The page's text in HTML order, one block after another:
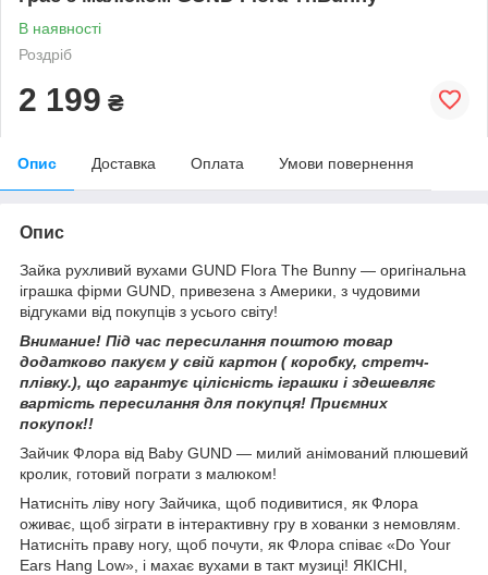
В наявності
Роздріб
2 199 ₴
Опис Доставка Оплата Умови повернення
Опис
Зайка рухливий вухами GUND Flora The Bunny — оригінальна
іграшка фірми GUND, привезена з Америки, з чудовими
відгуками від покупців з усього світу!
Внимание! Під час пересилання поштою товар
додатково пакуєм у свій картон ( коробку, стретч-
плівку.), що гарантує цілісність іграшки і здешевляє
вартість пересилання для покупця! Приємних
покупок!!
Зайчик Флора від Baby GUND — милий анімований плюшевий
кролик, готовий пограти з малюком!
Натисніть ліву ногу Зайчика, щоб подивитися, як Флора
оживає, щоб зіграти в інтерактивну гру в хованки з немовлям.
Натисніть праву ногу, щоб почути, як Флора співає «Do Your
Ears Hang Low», і махає вухами в такт музиці! ЯКІСНІ,